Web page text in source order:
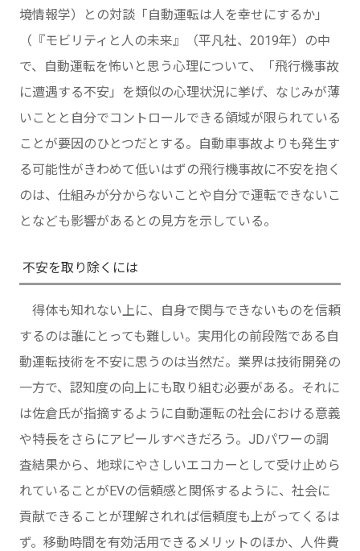
境情報学）との対談「自動運転は人を幸せにするか」
（『モビリティと人の未来』（平凡社、2019年）の中
で、自動運転を怖いと思う心理について、「飛行機事故
に遭遇する不安」を類似の心理状況に挙げ、なじみが薄
いことと自分でコントロールできる領域が限られている
ことが要因のひとつだとする。自動車事故よりも発生す
る可能性がきわめて低いはずの飛行機事故に不安を抱く
のは、仕組みが分からないことや自分で運転できないこ
となども影響があるとの見方を示している。
不安を取り除くには
得体も知れない上に、自身で関与できないものを信頼
するのは誰にとっても難しい。実用化の前段階である自
動運転技術を不安に思うのは当然だ。業界は技術開発の
一方で、認知度の向上にも取り組む必要がある。それに
は佐倉氏が指摘するように自動運転の社会における意義
や特長をさらにアピールすべきだろう。JDパワーの調
査結果から、地球にやさしいエコカーとして受け止めら
れていることがEVの信頼感と関係するように、社会に
貢献できることが理解されれば信頼度も上がってくるは
ず。移動時間を有効活用できるメリットのほか、人件費